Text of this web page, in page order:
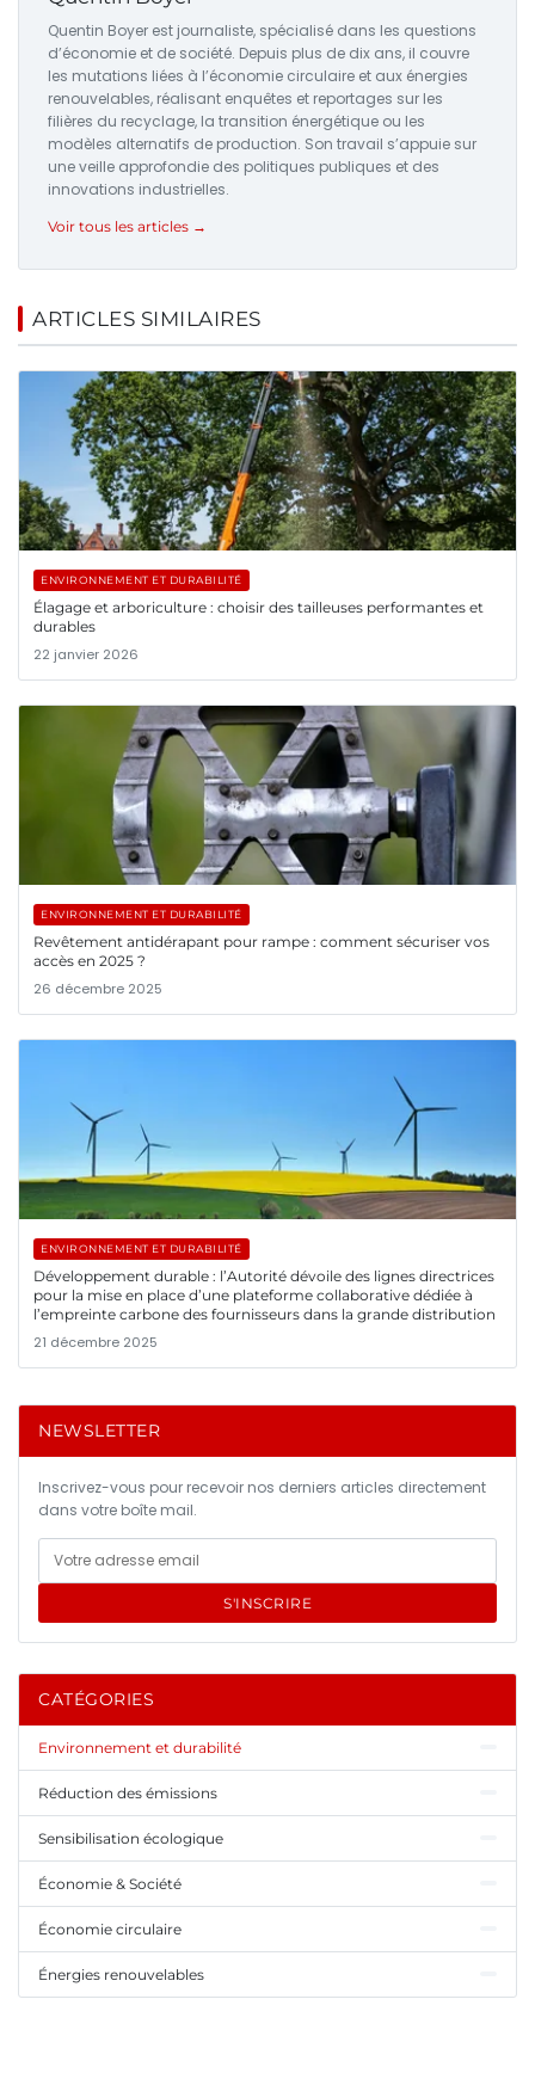
Quentin Boyer est journaliste, spécialisé dans les questions
d’économie et de société. Depuis plus de dix ans, il couvre
les mutations liées à l’économie circulaire et aux énergies
renouvelables, réalisant enquêtes et reportages sur les
filières du recyclage, la transition énergétique ou les
modèles alternatifs de production. Son travail s’appuie sur
une veille approfondie des politiques publiques et des
innovations industrielles.
Voir tous les articles →
ARTICLES SIMILAIRES
ENVIRONNEMENT ET DURABILITÉ
Élagage et arboriculture : choisir des tailleuses performantes et
durables
22 janvier 2026
ENVIRONNEMENT ET DURABILITÉ
Revêtement antidérapant pour rampe : comment sécuriser vos
accès en 2025 ?
26 décembre 2025
ENVIRONNEMENT ET DURABILITÉ
Développement durable : l’Autorité dévoile des lignes directrices
pour la mise en place d’une plateforme collaborative dédiée à
l’empreinte carbone des fournisseurs dans la grande distribution
21 décembre 2025
NEWSLETTER
Inscrivez-vous pour recevoir nos derniers articles directement
dans votre boîte mail.
S'INSCRIRE
CATÉGORIES
Environnement et durabilité
Réduction des émissions
Sensibilisation écologique
Économie & Société
Économie circulaire
Énergies renouvelables